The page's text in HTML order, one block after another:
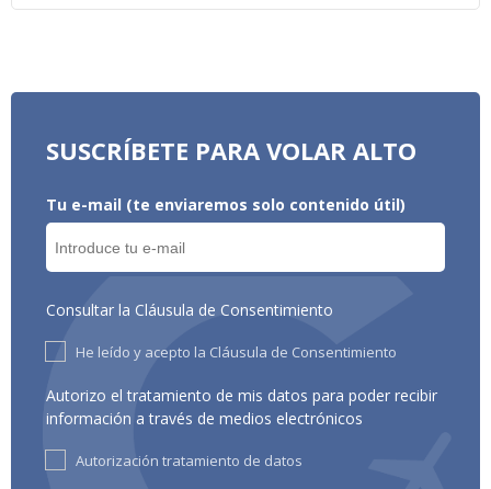
SUSCRÍBETE PARA VOLAR ALTO
Tu e-mail (te enviaremos solo contenido útil)
Consultar la Cláusula de Consentimiento
He leído y acepto la Cláusula de Consentimiento
Autorizo el tratamiento de mis datos para poder recibir
información a través de medios electrónicos
Autorización tratamiento de datos